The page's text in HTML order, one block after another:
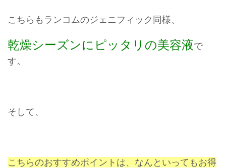
こちらもランコムのジェニフィック同様、
乾燥シーズンにピッタリの美容液で
す。
そして、
こちらのおすすめポイントは、 なんといってもお得